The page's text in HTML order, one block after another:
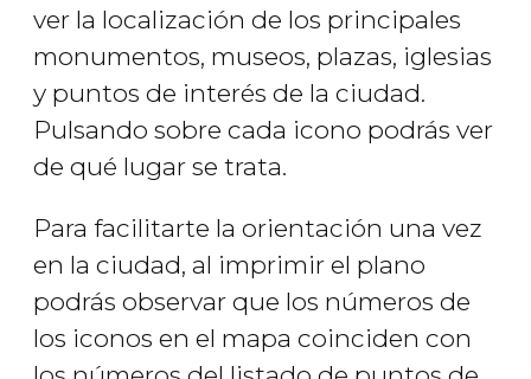
ver la localización de los principales
monumentos, museos, plazas, iglesias
y puntos de interés de la ciudad.
Pulsando sobre cada icono podrás ver
de qué lugar se trata.
Para facilitarte la orientación una vez
en la ciudad, al imprimir el plano
podrás observar que los números de
los iconos en el mapa coinciden con